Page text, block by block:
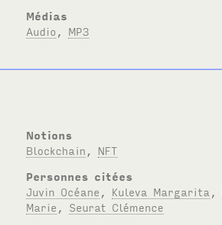
Médias
Audio , MP3
Notions
Blockchain , NFT
Personnes citées
Juvin Océane , Kuleva Margarita ,
Marie , Seurat Clémence